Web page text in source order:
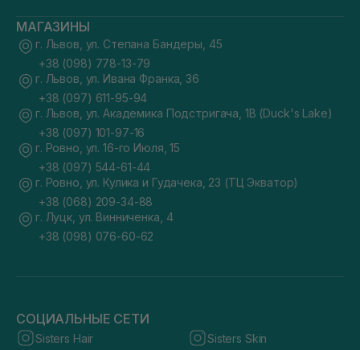
МАГАЗИНЫ
г. Львов, ул. Степана Бандеры, 45
+38 (098) 778-13-79
г. Львов, ул. Ивана Франка, 36
+38 (097) 611-95-94
г. Львов, ул. Академика Подстригача, 1В (Duck's Lake)
+38 (097) 101-97-16
г. Ровно, ул. 16-го Июля, 15
+38 (097) 544-61-44
г. Ровно, ул. Кулика и Гудачека, 23 (ТЦ Экватор)
+38 (068) 209-34-88
г. Луцк, ул. Винниченка, 4
+38 (098) 076-60-62
СОЦИАЛЬНЫЕ СЕТИ
Sisters Hair Sisters Skin